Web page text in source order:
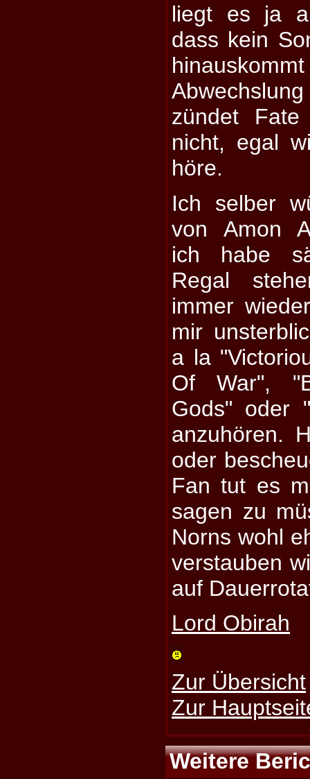
liegt es ja
dass kein
zündet
nicht, egal
höre.
Ich selber
von Amon
ich habe
Regal
immer
mir
a la
Of War",
Gods" oder
anzuhören.
oder
Fan tut es
sagen zu
Norns wohl
verstauben
auf
Lord Obirah
Zur Übersicht
Zur
Weitere